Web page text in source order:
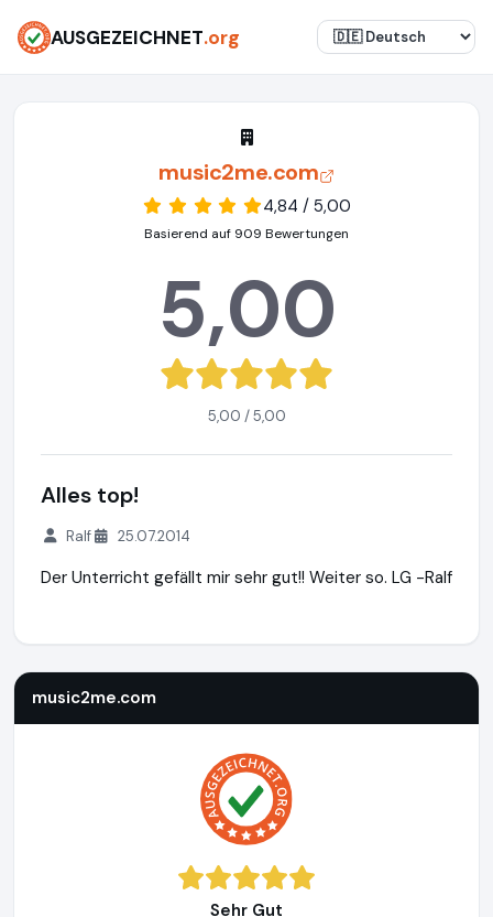
AUSGEZEICHNET.org
music2me.com
4,84 / 5,00
Basierend auf 909 Bewertungen
5,00
5,00 / 5,00
Alles top!
Ralf 25.07.2014
Der Unterricht gefällt mir sehr gut!! Weiter so. LG -Ralf
music2me.com
Sehr Gut